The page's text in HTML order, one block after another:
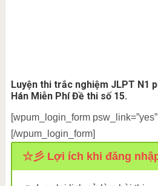
Luyện thi trắc nghiệm JLPT N1
Hán Miễn Phí Đề thi số 15.
[wpum_login_form
[/wpum_login_form]
☆彡 Lợi ích khi đăng